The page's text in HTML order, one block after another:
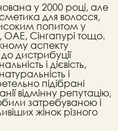
у 2000 році, але
для волосся,
попитом у
ОАЕ, Сінгапурі тощо.
аспекту
дистрибуції
і дієвість,
і
підібрані
відмінну репутацію,
затребуваною і
жінок різного